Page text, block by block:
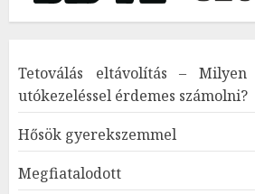
Tetoválás eltávolítás – Milyen
utókezeléssel érdemes számolni?
Hősök gyerekszemmel
Megfiatalodott